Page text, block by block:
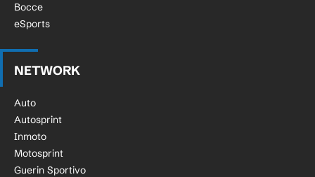
Bocce
eSports
NETWORK
Auto
Autosprint
Inmoto
Motosprint
Guerin Sportivo